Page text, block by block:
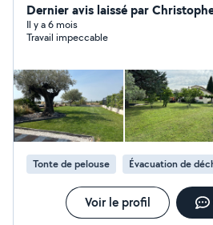
de vos extérieurs tout au long de l'année.
pelouse, taille de haies,
élagage, nettoyage de massifs,
ponctuel ou régulier. Basé à Lunel, je me déplace à
domicile pour vous offrir un
confiance. N'hésitez pas à me contacter pour un devis
gratuit ou pour toute question.
Dernier avis laissé par
Il y a 6 mois
Travail impeccable
Tonte de pelouse Évacuation de
Voir le profil